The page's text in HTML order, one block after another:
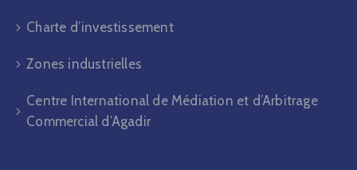
Charte d’investissement
Zones industrielles
Centre International de Médiation et d’Arbitrage
Commercial d’Agadir